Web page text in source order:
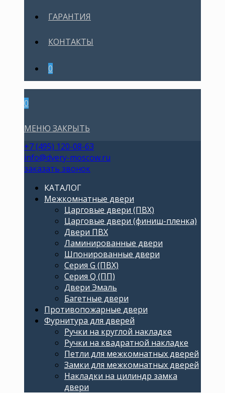
ГАРАНТИЯ
КОНТАКТЫ
0
0
МЕНЮ ЗАКРЫТЬ
+7 (495) 120-08-63
info@dvery-moscow.ru
заказать звонок
КАТАЛОГ
Межкомнатные двери
Царговые двери (ПВХ)
Царговые двери (финиш-пленка)
Двери ПВХ
Ламинированные двери
Шпонированные двери
Серия G (ПВХ)
Серия Q (ПП)
Двери Эмаль
Багетные двери
Противопожарные двери
Фурнитура для дверей
Ручки на круглой накладке
Ручки на квадратной накладке
Петли для межкомнатных дверей
Замки для межкомнатных дверей
Накладки на цилиндр замка
двери